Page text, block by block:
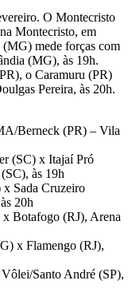
O Montecristo
Montecristo, em
mede forças com
(MG), às 19h.
o Caramuru (PR)
Pereira, às 20h.
Berneck (PR) – Vila
(SC) x Itajaí Pró
às 19h
Sada Cruzeiro
20h
Botafogo (RJ), Arena
x Flamengo (RJ),
Santo André (SP),